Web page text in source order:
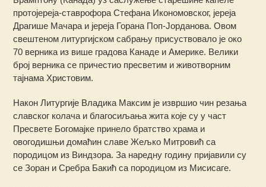
протојереја-ставрофора Стефана Икономовског, јереја
Драгише Мачара и јереја Горана Поп-Јорданова. Овом
свештеном литургијском сабрању присуствовало је око
70 верника из више градова Канаде и Америке. Велики
број верника се причестио пресветим и животворним
тајнама Христовим.
Након Литургије Владика Максим је извршио чин резања
славског колача и благосиљања жита које су у част
Пресвете Богомајке принело братство храма и
овогодишњи домаћин славе Жељко Митровић са
породицом из Виндзора. За наредну годину пријавили су
се Зоран и Сребра Бакић са породицом из Мисисаге.